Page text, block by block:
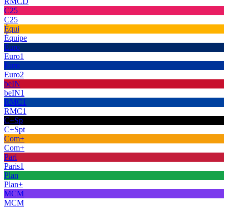
C25
C25
Équi
Équipe
Euro
Euro1
Euro
Euro2
beIN
beIN1
RMC1
RMC1
C+Sp
C+Spt
Com+
Com+
Pari
Paris1
Plan
Plan+
MCM
MCM